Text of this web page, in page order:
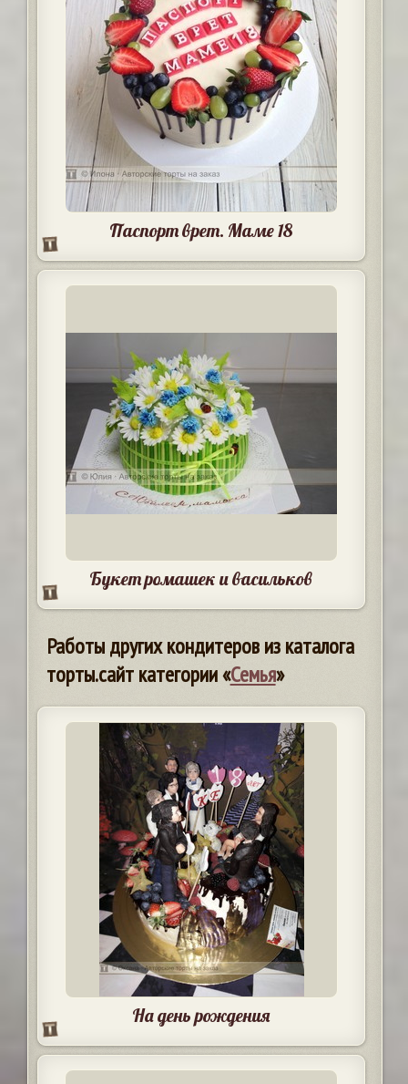
Паспорт врет. Маме 18
Букет ромашек и васильков
Работы других кондитеров из каталога
торты.сайт категории «Семья»
На день рождения